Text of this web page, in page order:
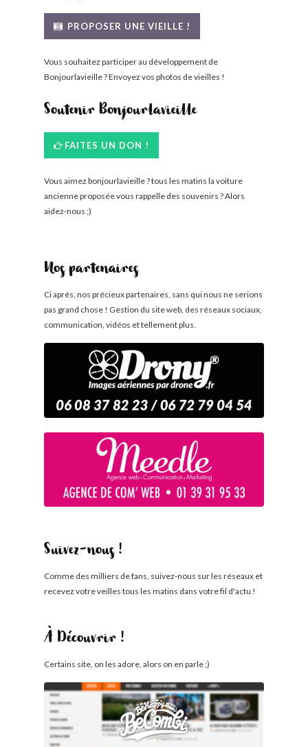
PROPOSER UNE VIEILLE !
Vous souhaitez participer au développement de
Bonjourlavieille ? Envoyez vos photos de vieilles !
Soutenir Bonjourlavieille
FAITES UN DON !
Vous aimez bonjourlavieille ? tous les matins la voiture
ancienne proposée vous rappelle des souvenirs ? Alors
aidez-nous ;)
Nos partenaires
Ci après, nos précieux partenaires, sans qui nous ne serions
pas grand chose ! Gestion du site web, des réseaux sociaux,
communication, vidéos et tellement plus.
Suivez-nous !
Comme des milliers de fans, suivez-nous sur les réseaux et
recevez votre veilles tous les matins dans votre fil d'actu !
À Découvrir !
Certains site, on les adore, alors on en parle ;)